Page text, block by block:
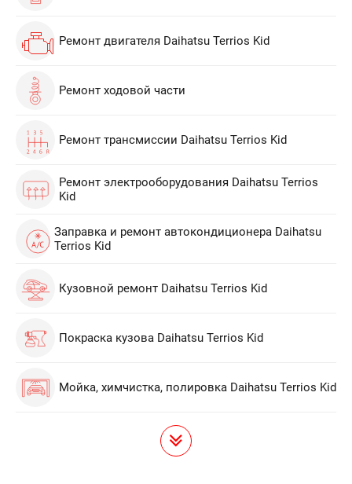
Ремонт двигателя Daihatsu Terrios Kid
Ремонт ходовой части
Ремонт трансмиссии Daihatsu Terrios Kid
Ремонт электрооборудования Daihatsu Terrios
Kid
Заправка и ремонт автокондиционера Daihatsu
Terrios Kid
Кузовной ремонт Daihatsu Terrios Kid
Покраска кузова Daihatsu Terrios Kid
Мойка, химчистка, полировка Daihatsu Terrios Kid